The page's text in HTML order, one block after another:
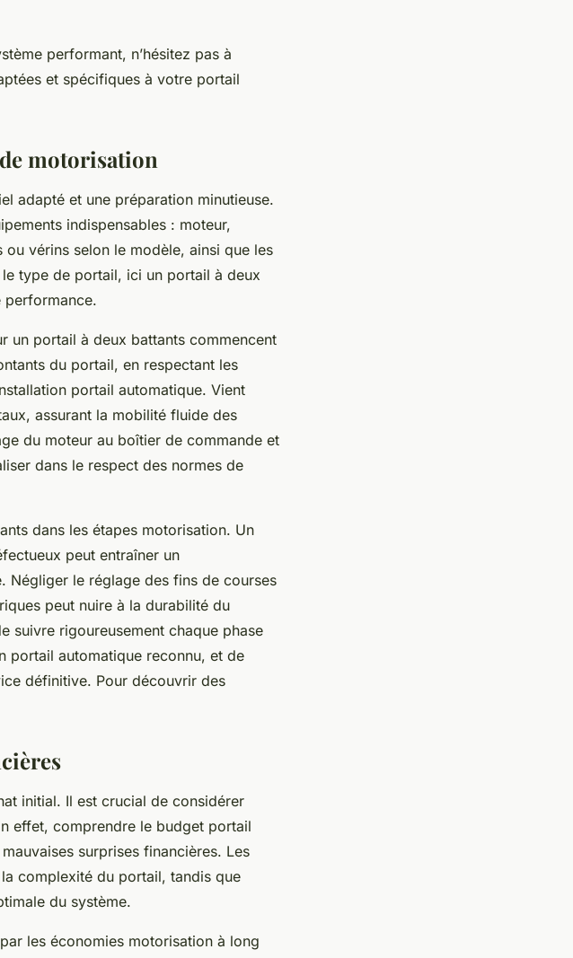
performant, n’hésitez pas à
et spécifiques à votre portail
motorisation
adapté et une préparation minutieuse.
indispensables : moteur,
vérins selon le modèle, ainsi que les
type de portail, ici un portail à deux
performance.
un portail à deux battants commencent
du portail, en respectant les
portail automatique. Vient
assurant la mobilité fluide des
du moteur au boîtier de commande et
dans le respect des normes de
dans les étapes motorisation. Un
peut entraîner un
Négliger le réglage des fins de courses
peut nuire à la durabilité du
suivre rigoureusement chaque phase
portail automatique reconnu, et de
définitive. Pour découvrir des
initial. Il est crucial de considérer
effet, comprendre le budget portail
surprises financières. Les
complexité du portail, tandis que
du système.
les économies motorisation à long